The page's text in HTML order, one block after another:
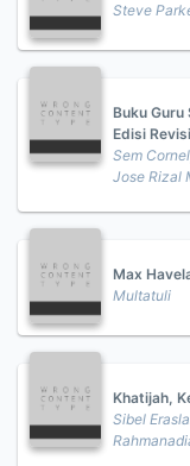
Steve
Buku
Edisi
Sem
Jose Rizal
Max
Multatuli
Khatijah,
Sibel